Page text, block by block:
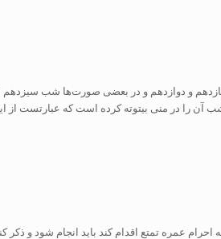
یازدهم و دوازدهم و در بعضی صورت‌ها شب
آن را در منی بیتوته کرده است که عبارتست از
احرام عمره تمتع اقدام کند باید انجام شود و ذکر